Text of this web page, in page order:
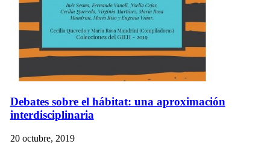
Debates sobre el hábitat: una aproximación
interdisciplinaria
20 octubre, 2019